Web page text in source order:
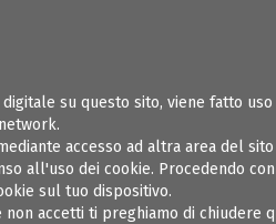
su questo sito, viene fatto
accesso ad altra area del
all'uso dei cookie. Procedendo
sul tuo dispositivo.
non accetti ti preghiamo di chiudere
SOSPENSIONI REGOLAMENTI
San Vito dei Normanni: